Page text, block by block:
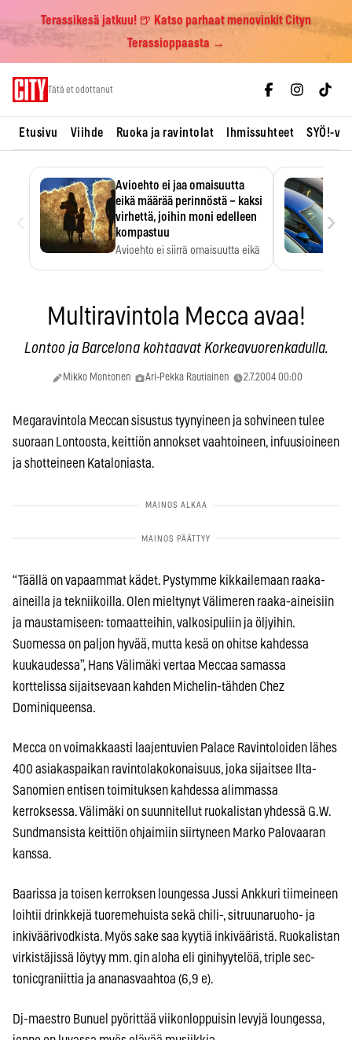
Terassikesä jatkuu! 🍺 Katso parhaat menovinkit Cityn
Terassioppaasta →
Tätä et odottanut
Etusivu Viihde Ruoka ja ravintolat Ihmissuhteet SYÖ!-
Avioehto ei jaa omaisuutta
eikä määrää perinnöstä – kaksi
virhettä, joihin moni edelleen
kompastuu
Avioehto ei siirrä omaisuutta eikä
›
Multiravintola Mecca avaa!
Lontoo ja Barcelona kohtaavat Korkeavuorenkadulla.
Mikko Montonen Ari-Pekka Rautiainen 2.7.2004 00:00
Megaravintola Meccan sisustus tyynyineen ja sohvineen tulee
suoraan Lontoosta, keittiön annokset vaahtoineen, infuusioineen
ja shotteineen Kataloniasta.
“Täällä on vapaammat kädet. Pystymme kikkailemaan raaka-
aineilla ja tekniikoilla. Olen mieltynyt Välimeren raaka-aineisiin
ja maustamiseen: tomaatteihin, valkosipuliin ja öljyihin.
Suomessa on paljon hyvää, mutta kesä on ohitse kahdessa
kuukaudessa”, Hans Välimäki vertaa Meccaa samassa
korttelissa sijaitsevaan kahden Michelin-tähden Chez
Dominiqueensa.
Mecca on voimakkaasti laajentuvien Palace Ravintoloiden lähes
400 asiakaspaikan ravintolakokonaisuus, joka sijaitsee Ilta-
Sanomien entisen toimituksen kahdessa alimmassa
kerroksessa. Välimäki on suunnitellut ruokalistan yhdessä G.W.
Sundmansista keittiön ohjaimiin siirtyneen Marko Palovaaran
kanssa.
Baarissa ja toisen kerroksen loungessa Jussi Ankkuri tiimeineen
loihtii drinkkejä tuoremehuista sekä chili-, sitruunaruoho- ja
inkiväärivodkista. Myös sake saa kyytiä inkivääristä. Ruokalistan
virkistäjissä löytyy mm. gin aloha eli ginihyytelöä, triple sec-
tonicgraniittia ja ananasvaahtoa (6,9 e).
Dj-maestro Bunuel pyörittää viikonloppuisin levyjä loungessa,